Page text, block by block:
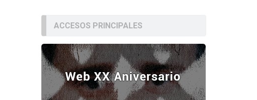
ACCESOS PRINCIPALES